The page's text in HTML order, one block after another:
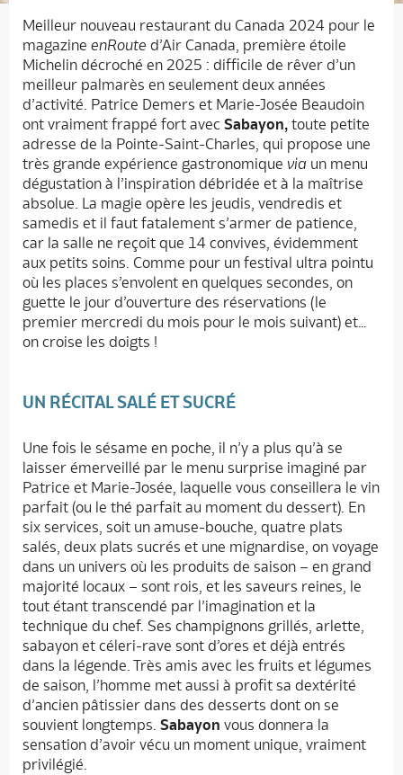
Meilleur nouveau restaurant du Canada 2024 pour le
magazine enRoute d’Air Canada, première étoile
Michelin décroché en 2025 : difficile de rêver d’un
meilleur palmarès en seulement deux années
d’activité. Patrice Demers et Marie-Josée Beaudoin
ont vraiment frappé fort avec Sabayon, toute petite
adresse de la Pointe-Saint-Charles, qui propose une
très grande expérience gastronomique via un menu
dégustation à l’inspiration débridée et à la maîtrise
absolue. La magie opère les jeudis, vendredis et
samedis et il faut fatalement s’armer de patience,
car la salle ne reçoit que 14 convives, évidemment
aux petits soins. Comme pour un festival ultra pointu
où les places s’envolent en quelques secondes, on
guette le jour d’ouverture des réservations (le
premier mercredi du mois pour le mois suivant) et…
on croise les doigts !
UN RÉCITAL SALÉ ET SUCRÉ
Une fois le sésame en poche, il n’y a plus qu’à se
laisser émerveillé par le menu surprise imaginé par
Patrice et Marie-Josée, laquelle vous conseillera le vin
parfait (ou le thé parfait au moment du dessert). En
six services, soit un amuse-bouche, quatre plats
salés, deux plats sucrés et une mignardise, on voyage
dans un univers où les produits de saison – en grand
majorité locaux – sont rois, et les saveurs reines, le
tout étant transcendé par l’imagination et la
technique du chef. Ses champignons grillés, arlette,
sabayon et céleri-rave sont d’ores et déjà entrés
dans la légende. Très amis avec les fruits et légumes
de saison, l’homme met aussi à profit sa dextérité
d’ancien pâtissier dans des desserts dont on se
souvient longtemps. Sabayon vous donnera la
sensation d’avoir vécu un moment unique, vraiment
privilégié.